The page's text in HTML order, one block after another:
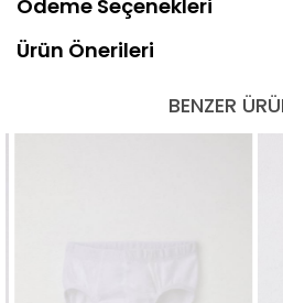
Ödeme Seçenekleri
Ürün Önerileri
BENZER